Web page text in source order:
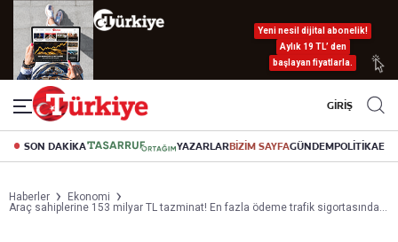
Yeni nesil dijital abonelik!
Aylık 19 TL’ den
başlayan fiyatlarla.
GİRİŞ
SON DAKİKA YAZARLARBİZİM SAYFAGÜNDEMPOLİTİKA
Haberler
Ekonomi
Araç sahiplerine 153 milyar TL tazminat! En fazla ödeme trafik sigortasında...